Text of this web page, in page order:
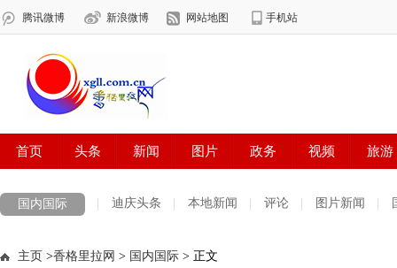
国内国际 迪庆头条 本地新闻 评论 图片新闻
主页 >香格里拉网 > 国内国际 > 正文